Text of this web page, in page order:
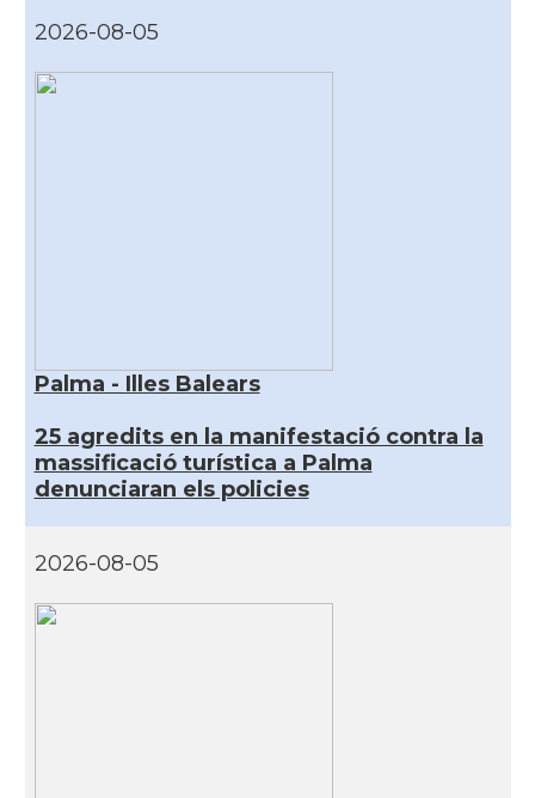
2026-08-05
Palma - Illes Balears
25 agredits en la manifestació contra la
massificació turística a Palma
denunciaran els policies
2026-08-05